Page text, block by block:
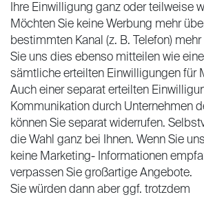
Ihre Einwilligung ganz oder teilweise
Möchten Sie keine Werbung mehr
bestimmten Kanal (z. B. Telefon)
Sie uns dies ebenso mitteilen wie
sämtliche erteilten Einwilligungen für
Auch einer separat erteilten
Kommunikation durch Unternehmen
können Sie separat widerrufen.
die Wahl ganz bei Ihnen. Wenn Sie
keine Marketing- Informationen
verpassen Sie großartige Angebote.
Sie würden dann aber ggf. trotzdem